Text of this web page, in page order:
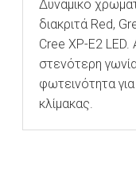
Δυναμικό
διακριτά Red,
Cree XP-E2
στενότερη
φωτεινότητα
κλίμακας.